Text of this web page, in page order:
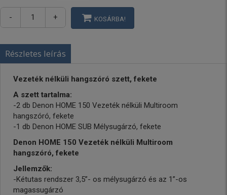
- + KOSÁRBA!
Részletes leírás
Vezeték nélküli hangszóró szett, fekete
A szett tartalma:
-2 db Denon HOME 150 Vezeték nélküli Multiroom
hangszóró, fekete
-1 db Denon HOME SUB Mélysugárzó, fekete
Denon HOME 150 Vezeték nélküli Multiroom
hangszóró, fekete
Jellemzők:
-Kétutas rendszer 3,5”- os mélysugárzó és az 1”-os
magassugárzó